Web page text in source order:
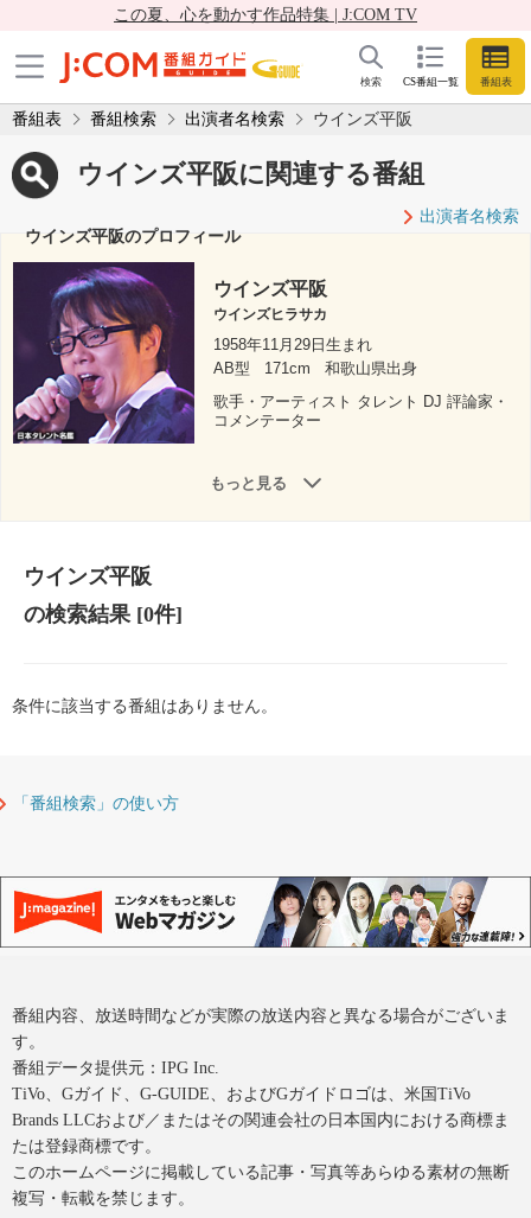
この夏、心を動かす作品特集 | J:COM TV
CS番組一覧 番組表
検索
番組表 番組検索 出演者名検索 ウインズ平阪
ウインズ平阪に関連する番組
出演者名検索
ウインズ平阪のプロフィール
ウインズ平阪
ウインズヒラサカ
1958年11月29日生まれ
AB型
171cm
和歌山県出身
歌手・アーティスト タレント DJ 評論家・
コメンテーター
もっと見る
ウインズ平阪
の検索結果[0件]
条件に該当する番組はありません。
「番組検索」の使い方
番組内容、放送時間などが実際の放送内容と異なる場合がございま
す。
番組データ提供元：IPG Inc.
TiVo、Gガイド、G-GUIDE、およびGガイドロゴは、米国TiVo
Brands LLCおよび／またはその関連会社の日本国内における商標ま
たは登録商標です。
このホームページに掲載している記事・写真等あらゆる素材の無断
複写・転載を禁じます。